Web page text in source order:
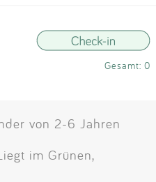
Gesamt: 0
von 2-6 Jahren
im Grünen,